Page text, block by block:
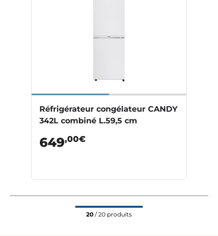
Réfrigérateur congélateur CANDY
342L combiné L.59,5 cm
649,00€
20 / 20 produits